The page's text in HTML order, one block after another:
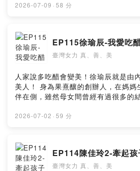
姑姑、家人一起投入，多年的經營深
何時時創新，如何突破瓶頸，如何
手，再再都考驗著Tida ，老闆娘可不
能做生意的。 --Hosting provided by
2026-07-09 · 58 分
EP115徐瑜辰-我愛吃
臺灣女力 真、善、美
人家說多吃醋會變美！徐瑜辰就是由
美人！ 身為果熹釀的創辦人，在媽媽
伴在側，雖然母女間曾經有過很多的
健康提供一份心力---古法釀造的健康
Hosting provided by SoundOn
2026-07-02 · 59 分
EP114陳佳玲2-牽起孩
臺灣女力 真、善、美